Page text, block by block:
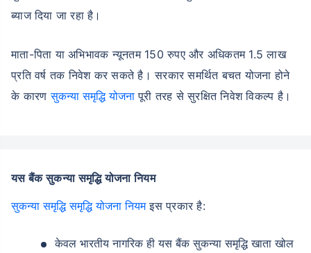
ब्याज दिया जा रहा है।
माता-पिता या अभिभावक न्यूनतम 150 रुपए और अधिकतम 1.5 लाख
प्रति वर्ष तक निवेश कर सकते है। सरकार समर्थित बचत योजना होने
के कारणसुकन्या समृद्धि योजनापूरी तरह से सुरक्षित निवेश विकल्प है।
यस बैंक सुकन्या समृद्धि योजना नियम
सुकन्या समृद्धि समृद्धि योजना नियमइस प्रकार है:
केवल भारतीय नागरिक ही यस बैंक सुकन्या समृद्धि खाता खोल